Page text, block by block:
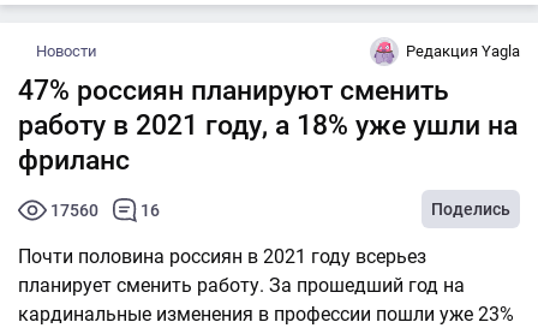
Новости Редакция Yagla
47% россиян планируют сменить
работу в 2021 году, а 18% уже ушли на
фриланс
17560 16 Поделись
Почти половина россиян в 2021 году всерьез
планирует сменить работу. За прошедший год на
кардинальные изменения в профессии пошли уже 23%